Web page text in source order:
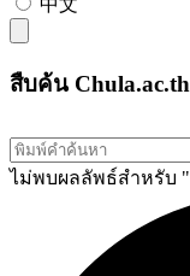
สืบค้น Chula.ac.th
ไม่พบผลลัพธ์สำหรับ "